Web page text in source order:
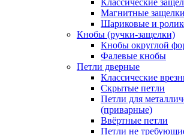
Классические
Магнитные защелки
Шариковые и
Кнобы (ручки-защелки)
Кнобы округлой
Фалевые кнобы
Петли дверные
Классические
Скрытые петли
Петли для
(приварные)
Ввёртные петли
Петли не